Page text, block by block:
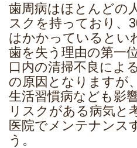
歯周病はほとんどの
スクを持っており、
はかかっているとい
歯を失う理由の第一
口内の清掃不良によ
の原因となりますが
生活習慣病なども影
リスクがある病気と
医院でメンテナンス
う。